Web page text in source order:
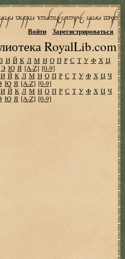
RoyalLib.com
Войти Зарегистрироваться
З И Й К Л М Н О П Р С Т У Ф Х Ц
Э Ю Я [A-Z] [0-9]
И Й К Л М Н О П Р С Т У Ф Х Ц Ч
Ю Я [A-Z] [0-9]
И Й К Л М Н О П Р С Т У Ф Х Ц Ч
Ю Я [A-Z] [0-9]